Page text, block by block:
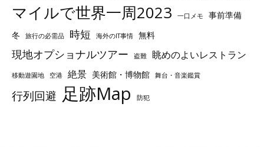
マイルで世界一周2023 一口メモ
事前準備
冬
旅行の必需品 時短 海外のIT事情 無料
現地オプショナルツアー 盗難 眺めのよいレストラン
移動遊園地 空港 絶景 美術館・博物館 舞台・音楽鑑賞
行列回避 足跡Map 防犯